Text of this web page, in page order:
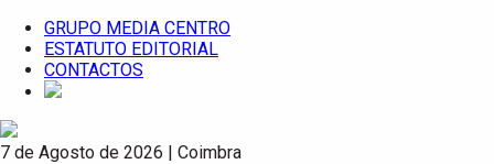
GRUPO MEDIA CENTRO
ESTATUTO EDITORIAL
CONTACTOS
7 de Agosto de 2026 | Coimbra